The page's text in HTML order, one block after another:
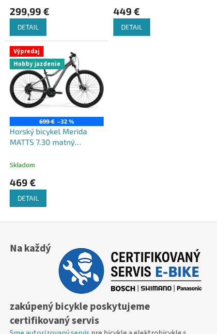
299,99 €
DETAIL
449 €
DETAIL
Výpredaj
Hobby jazdenie
699 € –32 %
Horský bicykel Merida
MATTS 7.30 matný
Skladom
469 €
DETAIL
Na každý
zakúpený bicykle poskytujeme
certifikovaný servis